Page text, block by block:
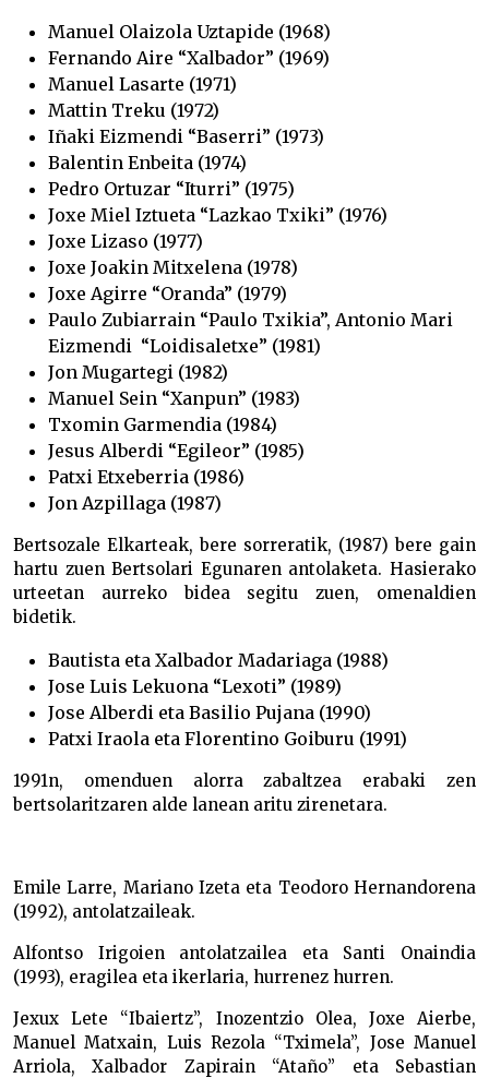
Manuel Olaizola Uztapide (1968)
Fernando Aire “Xalbador” (1969)
Manuel Lasarte (1971)
Mattin Treku (1972)
Iñaki Eizmendi “Baserri” (1973)
Balentin Enbeita (1974)
Pedro Ortuzar “Iturri” (1975)
Joxe Miel Iztueta “Lazkao Txiki” (1976)
Joxe Lizaso (1977)
Joxe Joakin Mitxelena (1978)
Joxe Agirre “Oranda” (1979)
Paulo Zubiarrain “Paulo Txikia”, Antonio Mari
Eizmendi “Loidisaletxe” (1981)
Jon Mugartegi (1982)
Manuel Sein “Xanpun” (1983)
Txomin Garmendia (1984)
Jesus Alberdi “Egileor” (1985)
Patxi Etxeberria (1986)
Jon Azpillaga (1987)
Bertsozale Elkarteak, bere sorreratik, (1987) bere gain
hartu zuen Bertsolari Egunaren antolaketa. Hasierako
urteetan aurreko bidea segitu zuen, omenaldien
bidetik.
Bautista eta Xalbador Madariaga (1988)
Jose Luis Lekuona “Lexoti” (1989)
Jose Alberdi eta Basilio Pujana (1990)
Patxi Iraola eta Florentino Goiburu (1991)
1991n, omenduen alorra zabaltzea erabaki zen
bertsolaritzaren alde lanean aritu zirenetara.
Emile Larre, Mariano Izeta eta Teodoro Hernandorena
(1992), antolatzaileak.
Alfontso Irigoien antolatzailea eta Santi Onaindia
(1993), eragilea eta ikerlaria, hurrenez hurren.
Jexux Lete “Ibaiertz”, Inozentzio Olea, Joxe Aierbe,
Manuel Matxain, Luis Rezola “Tximela”, Jose Manuel
Arriola, Xalbador Zapirain “Ataño” eta Sebastian